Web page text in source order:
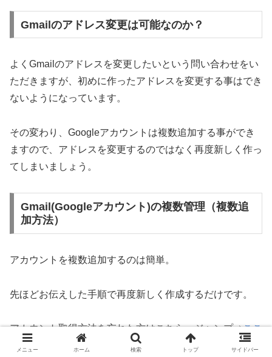
Gmailのアドレス変更は可能なのか？
よくGmailのアドレスを変更したいという問い合わせをい
ただきますが、初めに作ったアドレスを変更する事はでき
ないようになっています。
その変わり、Googleアカウントは複数追加する事ができ
ますので、アドレスを変更するのではなく再度新しく作っ
てしまいましょう。
Gmail(Googleアカウント)の複数管理（複数追
加方法）
アカウントを複数追加するのは簡単。
先ほどお伝えした手順で再度新しく作成するだけです。
アカウント取得方法を忘れた方はこちらへジャンプ⇒ここ
から移動する
メニュー ホーム 検索 トップ サイドバー